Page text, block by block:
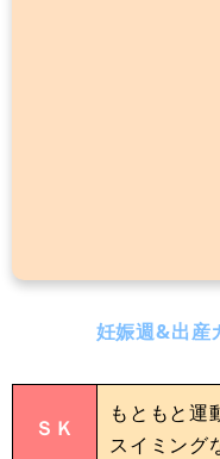
妊娠週&出産
ＳＫ
もともと運
スイミング